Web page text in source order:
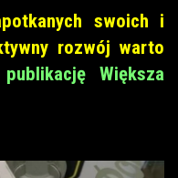
swoich i
rozwój warto
publikację Większa